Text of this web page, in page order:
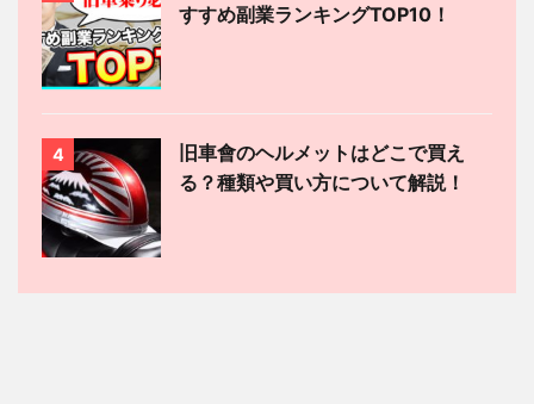
すすめ副業ランキングTOP10！
4
旧車會のヘルメットはどこで買え
る？種類や買い方について解説！